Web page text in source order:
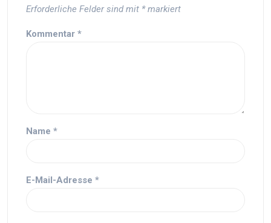
Erforderliche Felder sind mit *markiert
Kommentar *
Name *
E-Mail-Adresse *